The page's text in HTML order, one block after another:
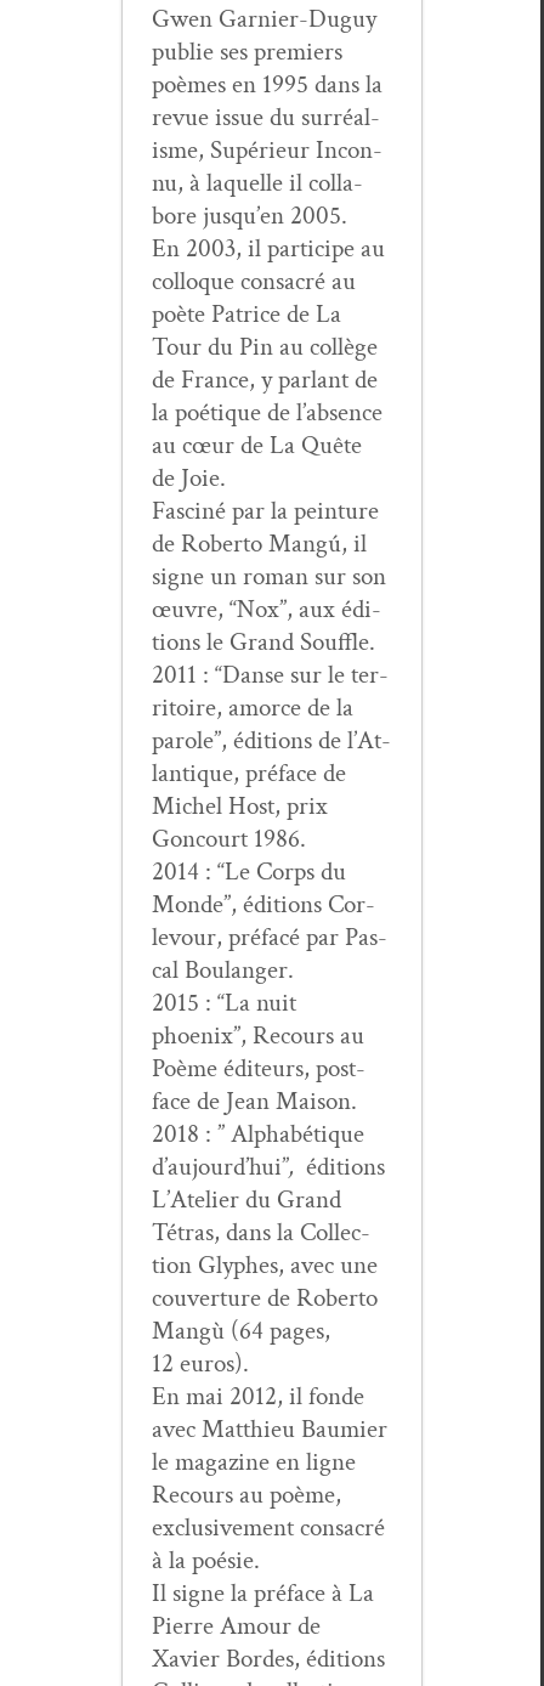
Gwen Gar­nier-Duguy
pub­lie ses pre­miers
poèmes en 1995 dans la
revue issue du sur­réal­
isme, Supérieur Incon­
nu, à laque­lle il col­la­
bore jusqu’en 2005.
En 2003, il par­ticipe au
col­loque con­sacré au
poète Patrice de La
Tour du Pin au col­lège
de France, y par­lant de
la poé­tique de l’ab­sence
au cœur de La Quête
de Joie.
Fasciné par la pein­ture
de Rober­to Mangú, il
signe un roman sur son
œuvre, “Nox”, aux édi­
tions le Grand Souffle.
2011 : “Danse sur le ter­
ri­toire, amorce de la
parole”, édi­tions de l’At­
lan­tique, pré­face de
Michel Host, prix
Goncourt 1986.
2014 : “Le Corps du
Monde”, édi­tions Cor­
levour, pré­facé par Pas­
cal Boulanger.
2015 : “La nuit
phoenix”, Recours au
Poème édi­teurs, post­
face de Jean Maison.
2018 : ” Alphabé­tique
d’au­jour­d’hui”, édi­tions
L’Ate­lier du Grand
Tétras, dans la Col­lec­
tion Glyphes, avec une
cou­ver­ture de Rober­to
Mangù (64 pages,
12 euros).
En mai 2012, il fonde
avec Matthieu Bau­mi­er
le mag­a­zine en ligne
Recours au poème,
exclu­sive­ment con­sacré
à la poésie.
Il signe la pré­face à La
Pierre Amour de
Xavier Bor­des, édi­tions